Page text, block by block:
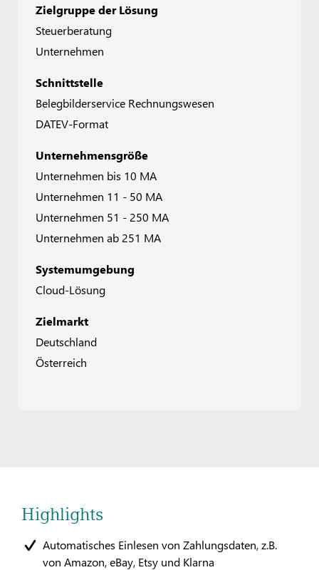
Highlights
Automatisches Einlesen von Zahlungsdaten, z.B.
von Amazon, eBay, Etsy und Klarna
Zielgruppe der Lösung
Steuerberatung
Unternehmen
Schnittstelle
Belegbilderservice Rechnungswesen
DATEV-Format
Unternehmensgröße
Unternehmen bis 10 MA
Unternehmen 11 - 50 MA
Unternehmen 51 - 250 MA
Unternehmen ab 251 MA
Systemumgebung
Cloud-Lösung
Zielmarkt
Deutschland
Österreich